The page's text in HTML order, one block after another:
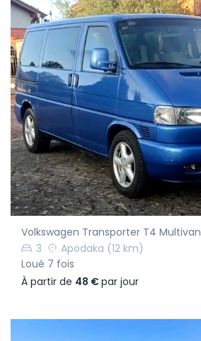
Volkswagen Transporter T4 Multivan
3
Apodaka (12 km)
Loué 7 fois
À partir de 48 €par jour